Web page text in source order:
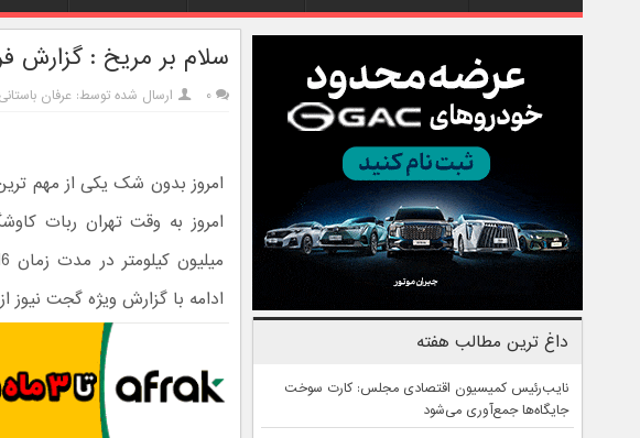
سلام بر مریخ : گزارش
۰ ارسال شده توسط: عرفان باستانی
ادامه با گزارش ویژه گجت نیوز
داغ ترین مطالب هفته
نایب‌رئیس کمیسیون اقتصادی مجلس: کارت سوخت
جایگاه‌ها جمع‌آوری می‌شود